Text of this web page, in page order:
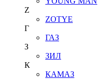
Z
ZOTYE
Г
ГАЗ
З
ЗИЛ
К
КАМАЗ